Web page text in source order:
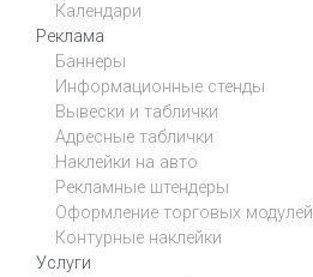
Календари
Реклама
Баннеры
Информационные стенды
Вывески и таблички
Адресные таблички
Наклейки на авто
Рекламные штендеры
Оформление торговых модулей
Контурные наклейки
Услуги